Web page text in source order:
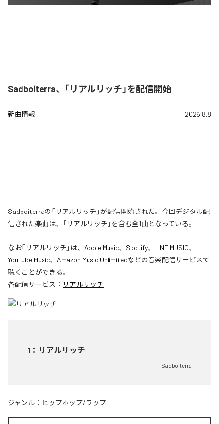
Sadboiterra、「リアルリッチ」を配信開始
新曲情報 2026.8.8
Sadboiterraの「リアルリッチ」が配信開始された。今回デジタル配
信された楽曲は、「リアルリッチ」を含む全1曲となっている。
なお「リアルリッチ 」は、 Apple Music、 Spotify、 LINE MUSIC、
YouTube Music、 Amazon Music Unlimitedなどの音楽配信サービスで
聴くことができる。
各配信サービス： リアルリッチ
1 ： リアルリッチ
Sadboiterra
ジャンル： ヒップホップ/ラップ